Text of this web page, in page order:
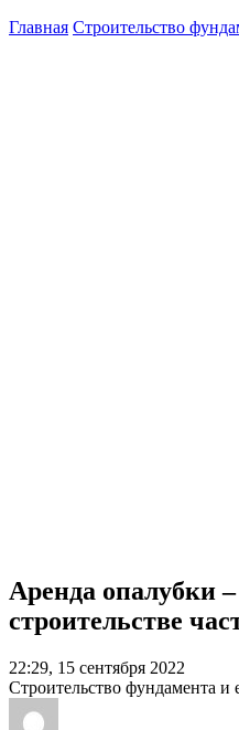
Главная Строительство
Аренда опалубки
строительстве
22:29, 15 сентября 2022
Строительство фундамента и